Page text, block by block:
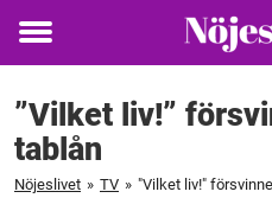
Toggle
”Vilket liv!”
tablån
Nöjeslivet » TV » "Vilket liv!"